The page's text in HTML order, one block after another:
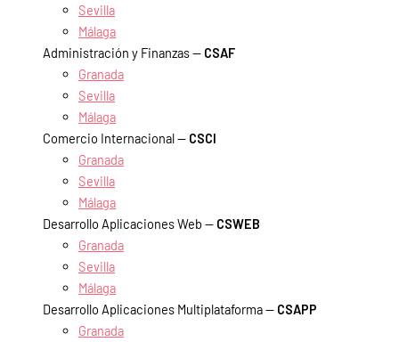
Sevilla
Málaga
Administración y Finanzas — CSAF
Granada
Sevilla
Málaga
Comercio Internacional — CSCI
Granada
Sevilla
Málaga
Desarrollo Aplicaciones Web — CSWEB
Granada
Sevilla
Málaga
Desarrollo Aplicaciones Multiplataforma — CSAPP
Granada